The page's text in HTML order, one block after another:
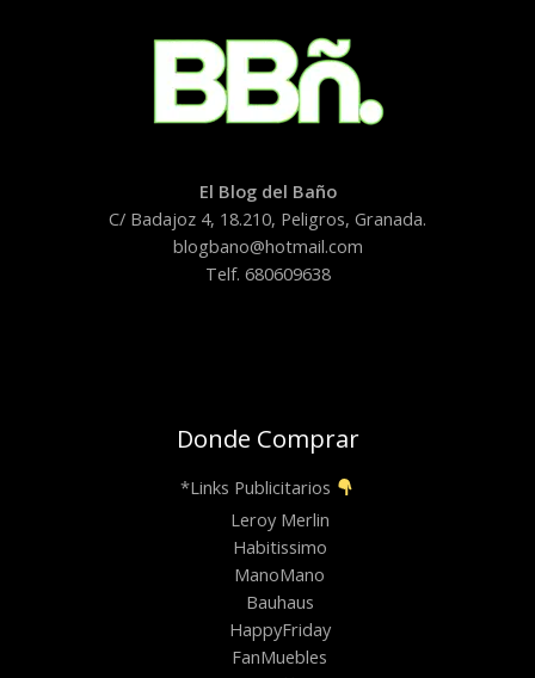
El Blog del Baño
C/ Badajoz 4, 18.210, Peligros, Granada.
blogbano@hotmail.com
Telf. 680609638
Donde Comprar
*Links Publicitarios
Leroy Merlin
Habitissimo
ManoMano
Bauhaus
HappyFriday
FanMuebles